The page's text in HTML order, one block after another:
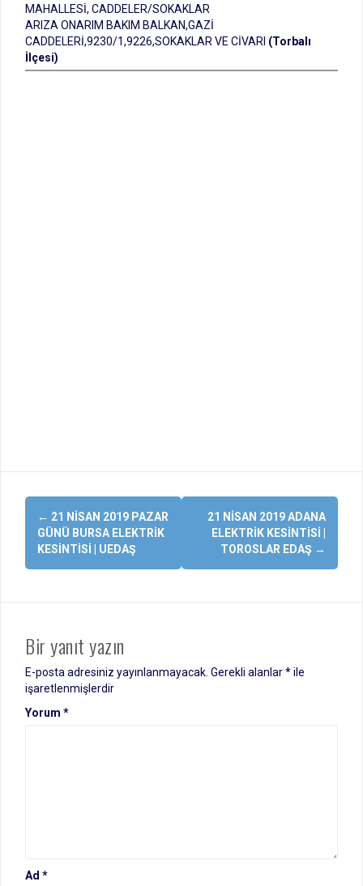
MAHALLESİ, CADDELER/SOKAKLAR
ARIZA ONARIM BAKIM BALKAN,GAZİ
CADDELERİ,9230/1,9226,SOKAKLAR VE CİVARI (Torbalı
İlçesi)
Yazı
dolaşımı
← 21 NISAN 2019 PAZAR
GÜNÜ BURSA ELEKTRIK
KESINTISI | UEDAŞ
21 NISAN 2019 ADANA
ELEKTRIK KESINTISI |
TOROSLAR EDAŞ →
Bir yanıt yazın
E-posta adresiniz yayınlanmayacak. Gerekli alanlar*ile
işaretlenmişlerdir
Yorum *
Ad *